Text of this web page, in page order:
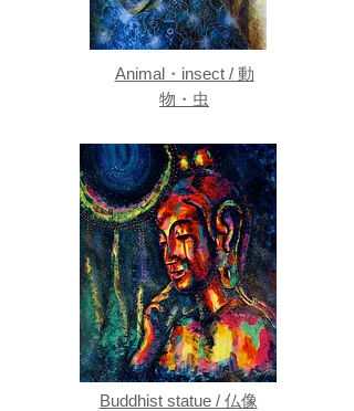
Animal・insect / 動
物・虫
Buddhist statue / 仏像